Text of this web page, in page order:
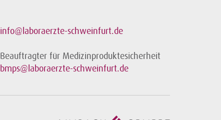
info@laboraerzte-schweinfurt.de
Beauftragter für Medizinproduktesicherheit
bmps@laboraerzte-schweinfurt.de